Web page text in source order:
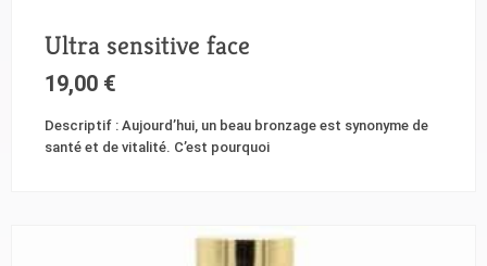
Ultra sensitive face
19,00 €
Descriptif : Aujourd’hui, un beau bronzage est synonyme de
santé et de vitalité. C’est pourquoi